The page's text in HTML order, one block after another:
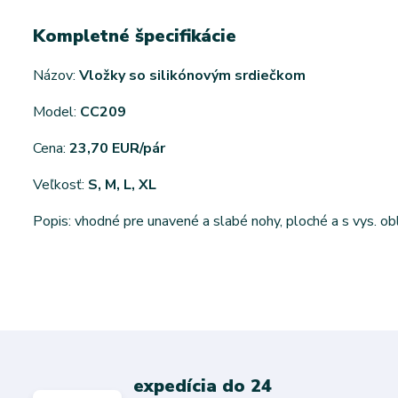
Kompletné špecifikácie
Názov: Vložky so silikónovým srdiečkom
Model: CC209
Cena: 23,70 EUR/pár
Veľkosť: S, M, L, XL
Popis: vhodné pre unavené a slabé nohy, ploché a s vys.
expedícia do 24